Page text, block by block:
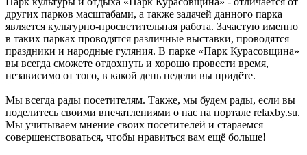
других парков масштабами, а также задачей данного парка
является культурно-просветительная работа. Зачастую именно
в таких парках проводятся различные выставки, проводятся
праздники и народные гуляния. В парке «Парк Курасовщина»
вы всегда сможете отдохнуть и хорошо провести время,
независимо от того, в какой день недели вы придёте.
Мы всегда рады посетителям. Также, мы будем рады, если вы
поделитесь своими впечатлениями о нас на портале relaxby.su.
Мы учитываем мнение своих посетителей и стараемся
совершенствоваться, чтобы нравиться вам ещё больше!